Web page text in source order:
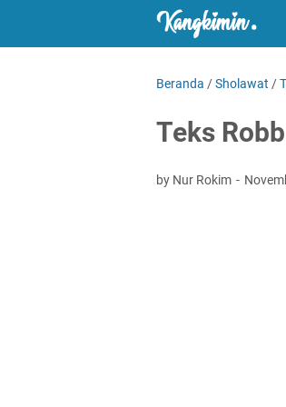
Beranda /Sholawat /
Teks
by Nur Rokim